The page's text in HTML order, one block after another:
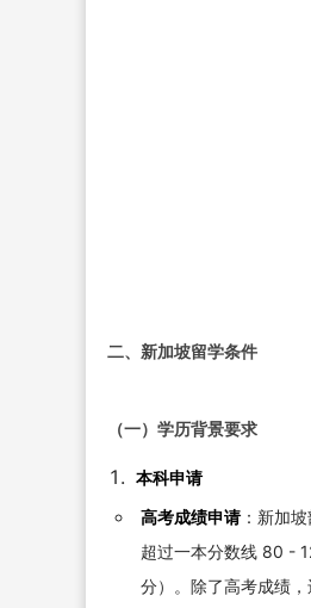
二、新加坡留学条件
（一）学历背景要求
本科申请
高考成绩申请：新加
超过一本分数线 80 -
分）。除了高考成绩